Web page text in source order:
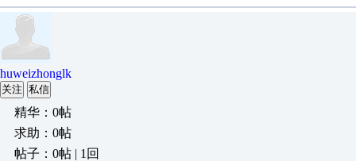
huweizhonglk
关注 私信
精华：0帖
求助：0帖
帖子：0帖 | 1回